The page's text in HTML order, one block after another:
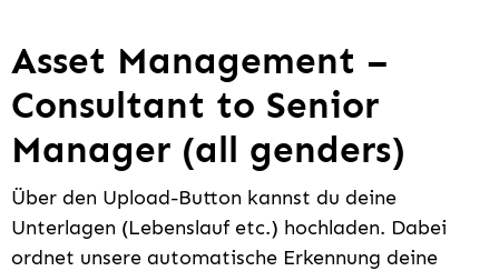
Asset Management –
Consultant to Senior
Manager (all genders)
Über den Upload-Button kannst du deine
Unterlagen (Lebenslauf etc.) hochladen. Dabei
ordnet unsere automatische Erkennung deine